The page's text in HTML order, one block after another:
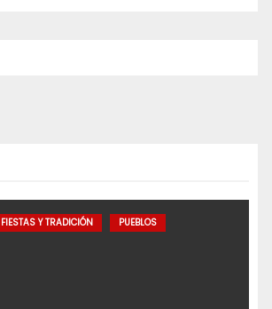
FIESTAS Y TRADICIÓN PUEBLOS